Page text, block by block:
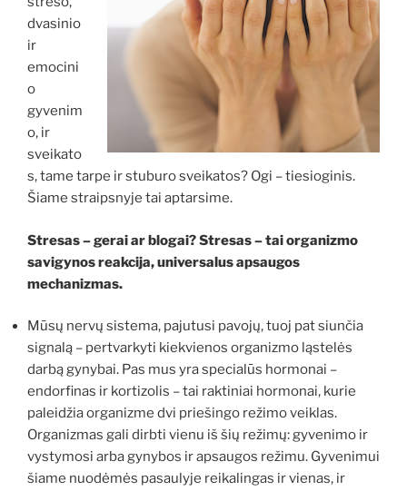
dvasinio
ir
emocini
o
gyvenim
o, ir
sveikato
s, tame tarpe ir stuburo sveikatos? Ogi – tiesioginis.
Šiame straipsnyje tai aptarsime.
Stresas – gerai ar blogai? Stresas – tai organizmo
savigynos reakcija, universalus apsaugos
mechanizmas.
Mūsų nervų sistema, pajutusi pavojų, tuoj pat siunčia
signalą – pertvarkyti kiekvienos organizmo ląstelės
darbą gynybai. Pas mus yra specialūs hormonai –
endorfinas ir kortizolis – tai raktiniai hormonai, kurie
paleidžia organizme dvi priešingo režimo veiklas.
Organizmas gali dirbti vienu iš šių režimų: gyvenimo ir
vystymosi arba gynybos ir apsaugos režimu. Gyvenimui
šiame nuodėmės pasaulyje reikalingas ir vienas, ir